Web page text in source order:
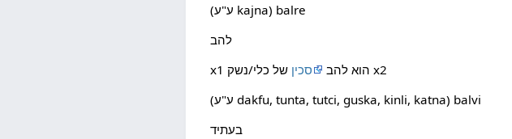
(ע"ע kajna) balre
להב
x1 הוא להב
סכין
של כלי/נשק x2
(ע"ע dakfu, tunta, tutci, guska, kinli, katna) balvi
בעתיד